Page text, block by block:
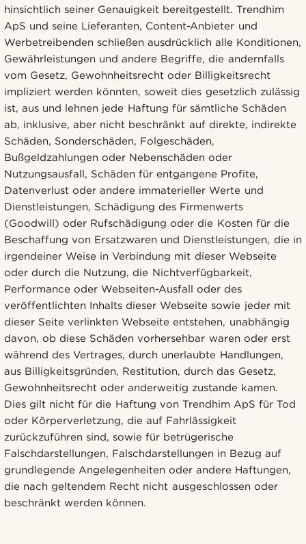
hinsichtlich seiner Genauigkeit bereitgestellt. Trendhim
ApS und seine Lieferanten, Content-Anbieter und
Werbetreibenden schließen ausdrücklich alle Konditionen,
Gewährleistungen und andere Begriffe, die andernfalls
vom Gesetz, Gewohnheitsrecht oder Billigkeitsrecht
impliziert werden könnten, soweit dies gesetzlich zulässig
ist, aus und lehnen jede Haftung für sämtliche Schäden
ab, inklusive, aber nicht beschränkt auf direkte, indirekte
Schäden, Sonderschäden, Folgeschäden,
Bußgeldzahlungen oder Nebenschäden oder
Nutzungsausfall, Schäden für entgangene Profite,
Datenverlust oder andere immaterieller Werte und
Dienstleistungen, Schädigung des Firmenwerts
(Goodwill) oder Rufschädigung oder die Kosten für die
Beschaffung von Ersatzwaren und Dienstleistungen, die in
irgendeiner Weise in Verbindung mit dieser Webseite
oder durch die Nutzung, die Nichtverfügbarkeit,
Performance oder Webseiten-Ausfall oder des
veröffentlichten Inhalts dieser Webseite sowie jeder mit
dieser Seite verlinkten Webseite entstehen, unabhängig
davon, ob diese Schäden vorhersehbar waren oder erst
während des Vertrages, durch unerlaubte Handlungen,
aus Billigkeitsgründen, Restitution, durch das Gesetz,
Gewohnheitsrecht oder anderweitig zustande kamen.
Dies gilt nicht für die Haftung von Trendhim ApS für Tod
oder Körperverletzung, die auf Fahrlässigkeit
zurückzuführen sind, sowie für betrügerische
Falschdarstellungen, Falschdarstellungen in Bezug auf
grundlegende Angelegenheiten oder andere Haftungen,
die nach geltendem Recht nicht ausgeschlossen oder
beschränkt werden können.